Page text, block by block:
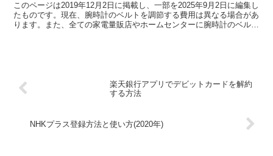
このページは2019年12月2日に掲載し、一部を2025年9月2日に編集し
たものです。現在、腕時計のベルトを調節する費用は異なる場合があ
ります。また、全ての家電量販店やホームセンターに腕時計のベルト
楽天銀行アプリでデビットカードを解約
する方法
NHKプラス登録方法と使い方(2020年)